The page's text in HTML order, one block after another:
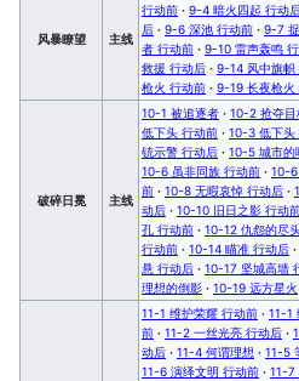
风暴瞭望 主线
行动前 · 9-4 暗火四起 行动
后 · 9-6 深池 行动前 · 9-7
者 行动前 · 9-10 雷声轰鸣
救援 行动后 · 9-14 风中旗帜
枪火 行动前 · 9-19 长夜枪火
破碎日冕 主线
10-1 被追逐者 · 10-2 抢夺目
低下头 行动前 · 10-3 低下头
铳示警 行动后 · 10-5 城市的
10-6 虽非同族 行动前 · 10-6
前 · 10-8 无暇哀悼 行动后 ·
动后 · 10-10 旧日之影 行动
孔 行动前 · 10-12 仇怨的尽
行动前 · 10-14 瞄准 行动后 ·
悬 行动后 · 10-17 坚城高墙
理想的倒影 · 10-19 远方星火
11-1 维护荣耀 行动前 · 11-1
前 · 11-2 一丝光亮 行动后 ·
动后 · 11-4 何谓理想 · 11-5
11-6 演绎文明 行动前 · 11-7